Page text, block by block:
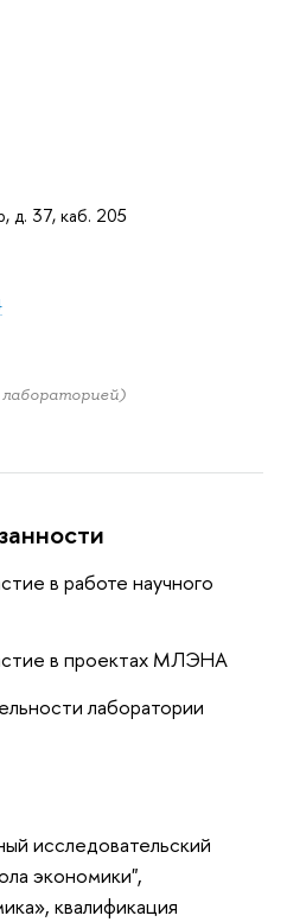
д. 37, каб. 205
в работе научного
в проектах МЛЭНА
лаборатории
исследовательский
экономики",
квалификация